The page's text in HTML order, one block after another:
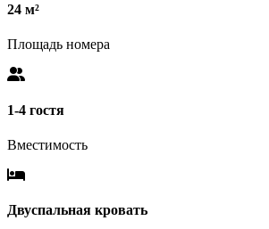
24 м²
Площадь номера
1-4 гостя
Вместимость
Двуспальная кровать